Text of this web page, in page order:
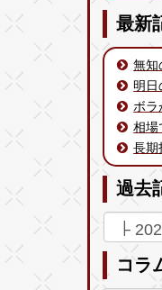
最新
無知
明日
ボラ
相場
長期
過去
コラ